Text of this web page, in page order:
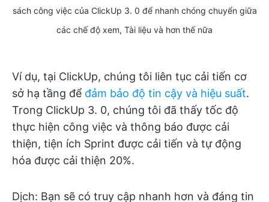
sách công việc của ClickUp 3. 0 để nhanh chóng chuyển giữa
các chế độ xem, Tài liệu và hơn thế nữa
Ví dụ, tại ClickUp, chúng tôi liên tục cải tiến cơ
sở hạ tầng để đảm bảo độ tin cậy và hiệu suất.
Trong ClickUp 3. 0, chúng tôi đã thấy tốc độ
thực hiện công việc và thông báo được cải
thiện, tiện ích Sprint được cải tiến và tự động
hóa được cải thiện 20%.
Dịch: Bạn sẽ có truy cập nhanh hơn và đáng tin